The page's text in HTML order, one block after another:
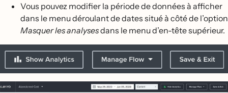
Vous pouvez modifier la période de données à afficher
dans le menu déroulant de dates situé à côté de l’option
Masquer les analysesdans le menu d’en-tête supérieur.